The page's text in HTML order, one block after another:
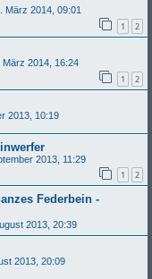
März 2014, 09:01
1 2
März 2014, 16:24
1 2
2013, 10:19
2013, 11:29
1 2
Federbein -
2013, 20:39
2013, 20:09